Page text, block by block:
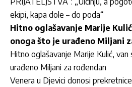
ekipi, kapa dole – do poda“
Hitno oglašavanje Marije
onoga što je urađeno Miljani
Hitno oglašavanje Marije Kulić,
urađeno Miljani za rođendan
Venera u Djevici donosi